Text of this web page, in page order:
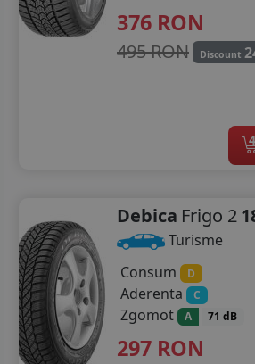
376 RON
495 RON Discount
4
Debica Frigo 2
Turisme
Consum
D
Aderenta C
Zgomot A 71 dB
297 RON